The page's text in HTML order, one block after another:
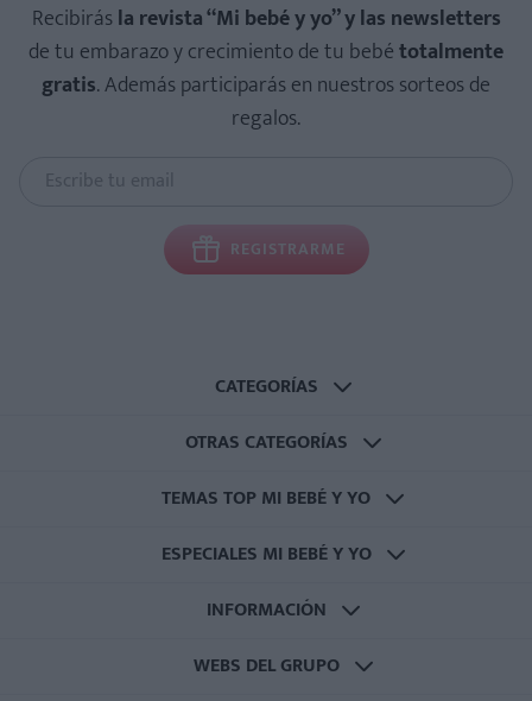
Recibirásla revista “Mi bebé y yo” y las newsletters
de tu embarazo y crecimiento de tu bebétotalmente
gratis. Además participarás en nuestros sorteos de
regalos.
REGISTRARME
CATEGORÍAS
OTRAS CATEGORÍAS
TEMAS TOP MI BEBÉ Y YO
ESPECIALES MI BEBÉ Y YO
INFORMACIÓN
WEBS DEL GRUPO